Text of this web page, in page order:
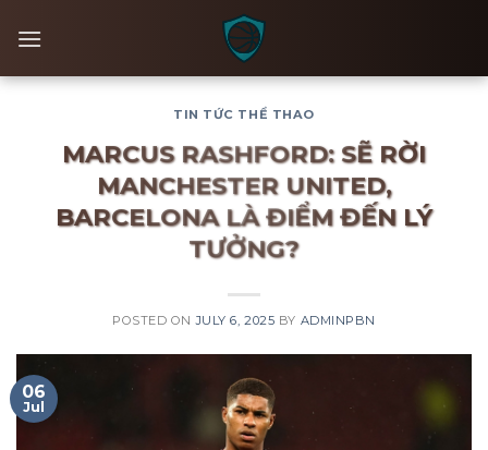
TIN TỨC THỂ THAO
MARCUS RASHFORD: SẼ RỜI
MANCHESTER UNITED,
BARCELONA LÀ ĐIỂM ĐẾN LÝ
TƯỞNG?
POSTED ONJULY 6, 2025 BY ADMINPBN
06
Jul